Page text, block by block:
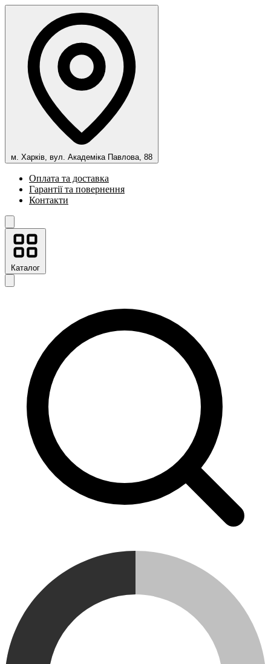
м. Харків, вул. Академіка Павлова, 88
Оплата та доставка
Гарантії та повернення
Контакти
Каталог